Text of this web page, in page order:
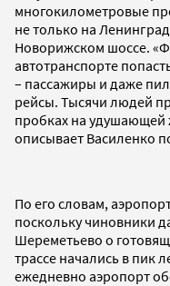
многокилометровые
не только на
Новорижском шоссе.
автотранспорте
– пассажиры и даже
рейсы. Тысячи людей
пробках на
описывает Василенко
По его словам,
поскольку чиновники
Шереметьево о
трассе начались в пик
ежедневно аэропорт